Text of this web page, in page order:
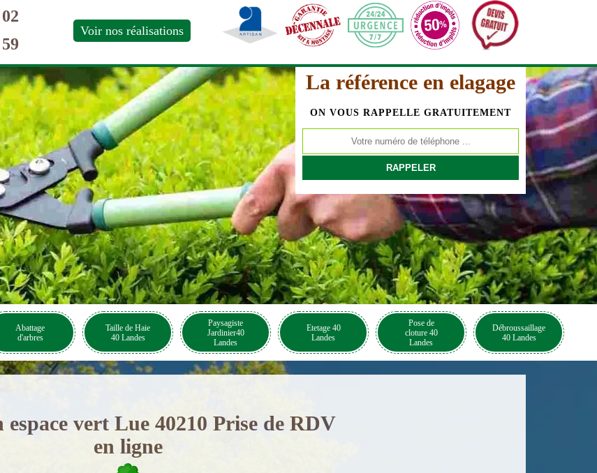
Voir nos réalisations
La référence en elagage
ON VOUS RAPPELLE GRATUITEMENT
Abattage
d'arbres
Taille de Haie
40 Landes
Paysagiste
Jardinier40
Landes
Etetage 40
Landes
Pose de
cloture 40
Landes
Débroussaillage
40 Landes
vert Lue 40210 Prise de RDV
en ligne